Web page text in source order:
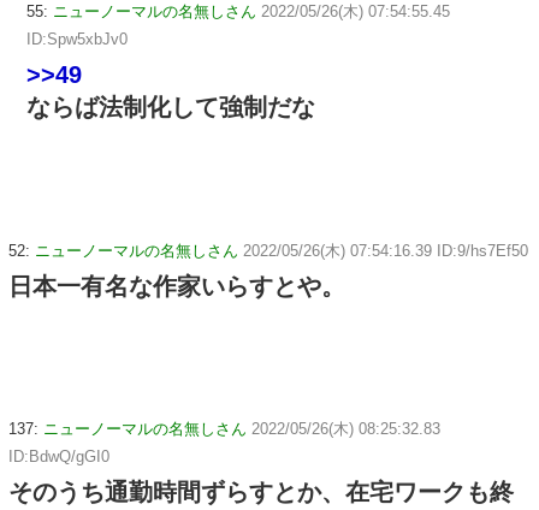
55: ニューノーマルの名無しさん 2022/05/26(木) 07:54:55.45
ID:Spw5xbJv0
>>49
ならば法制化して強制だな
52: ニューノーマルの名無しさん 2022/05/26(木) 07:54:16.39 ID:9/hs7Ef50
日本一有名な作家いらすとや。
137: ニューノーマルの名無しさん 2022/05/26(木) 08:25:32.83
ID:BdwQ/gGI0
そのうち通勤時間ずらすとか、在宅ワークも終